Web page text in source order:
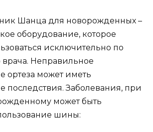
Шанца для новорожденных –
оборудование, которое
исключительно по
Неправильное
ортеза может иметь
последствия. Заболевания, при
может быть
шины: